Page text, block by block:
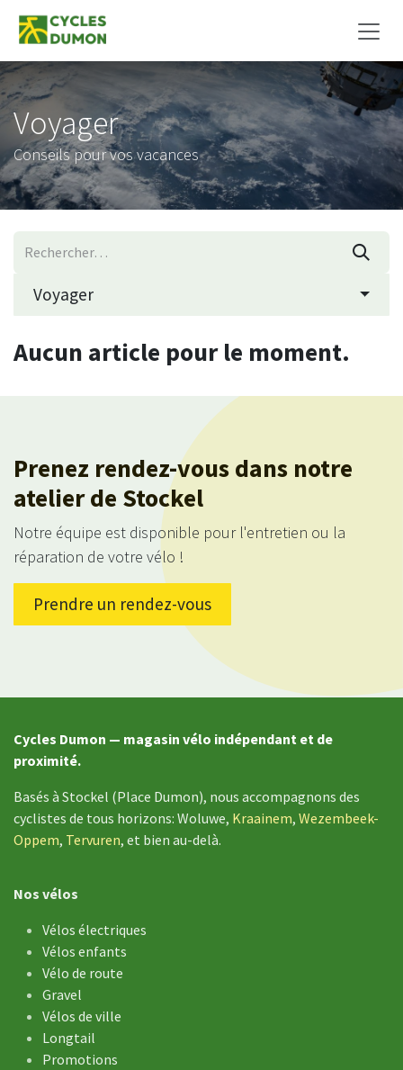
Se rendre au contenu
Voyager
Conseils pour vos vacances
Voyager
Aucun article pour le moment.
Prenez rendez-vous dans notre
atelier de Stockel
Notre équipe est disponible pour l'entretien ou la
réparation de votre vélo !
Prendre un rendez-vous
Cycles Dumon — magasin vélo indépendant et de
proximité.
Basés à Stockel (Place Dumon), nous accompagnons des
cyclistes de tous horizons: Woluwe, Kraainem, Wezembeek-
Oppem, Tervuren, et bien au-delà.
Nos vélos
Vélos électriques
Vélos enfants
Vélo de ​route
Gravel
Vélos de ville
Longtail
Promotions